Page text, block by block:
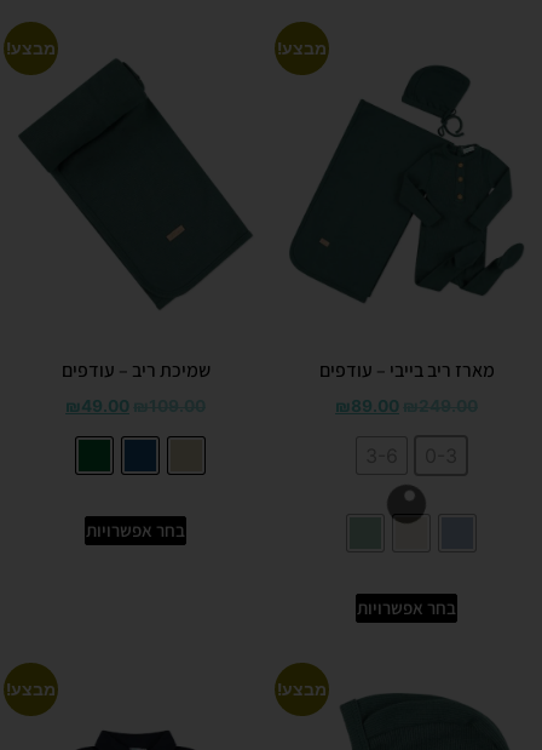
מבצע!
מארז ריב בייבי – עודפים
₪89.00
בחר אפשרויות
מבצע!
שמיכת ריב – עודפים
₪49.00
בחר אפשרויות
מבצע! מבצע!